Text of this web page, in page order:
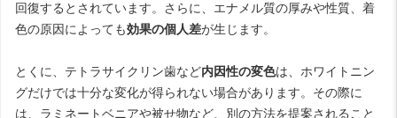
回復するとされています。さらに、エナメル質の厚みや性質、着
色の原因によっても効果の個人差が生じます。
とくに、テトラサイクリン歯など内因性の変色は、ホワイトニン
グだけでは十分な変化が得られない場合があります。その際に
は、ラミネートベニアや被せ物など、別の方法を提案されること